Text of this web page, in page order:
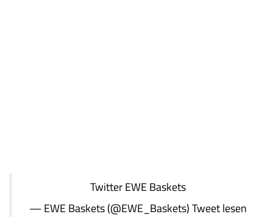
TwitterEWE Baskets
— EWE Baskets (@EWE_Baskets)Tweet lesen